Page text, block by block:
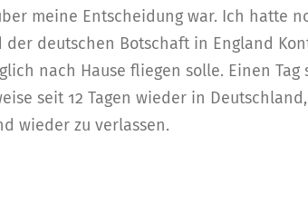
meine Entscheidung war. Ich hatte
deutschen Botschaft in England
nach Hause fliegen solle. Einen
seit 12 Tagen wieder in
wieder zu verlassen.